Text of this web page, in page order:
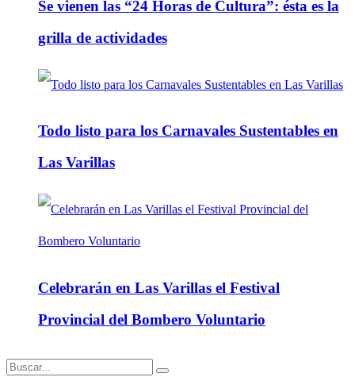
Se vienen las “24 Horas de Cultura”: ésta es la
grilla de actividades
Todo listo para los Carnavales Sustentables en
Las Varillas
Celebrarán en Las Varillas el Festival
Provincial del Bombero Voluntario